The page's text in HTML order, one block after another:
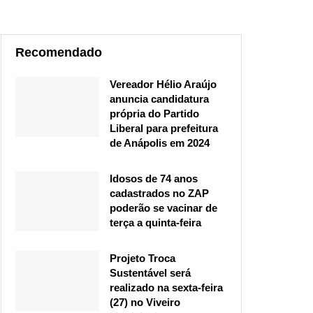
Recomendado
Vereador Hélio Araújo
anuncia candidatura
própria do Partido
Liberal para prefeitura
de Anápolis em 2024
Idosos de 74 anos
cadastrados no ZAP
poderão se vacinar de
terça a quinta-feira
Projeto Troca
Sustentável será
realizado na sexta-feira
(27) no Viveiro